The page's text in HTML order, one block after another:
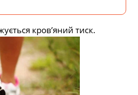
кров’яний тиск.